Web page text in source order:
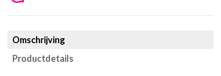
Omschrijving
Productdetails